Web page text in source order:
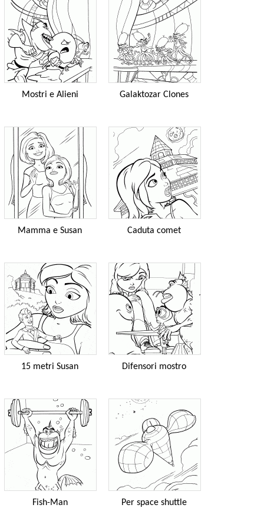
Mostri e Alieni Galaktozar Clones
Mamma e Susan Caduta comet
15 metri Susan Difensori mostro
Fish-Man Per space shuttle